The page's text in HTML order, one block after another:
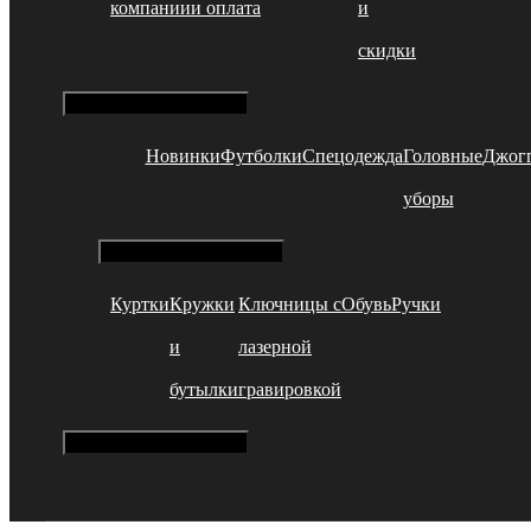
компаниии оплата и
скидки
НовинкиФутболкиСпецодеждаГоловные
уборы
КурткиКружки
и
бутылки
Ключницы с
лазерной
гравировкой
ОбувьРучки